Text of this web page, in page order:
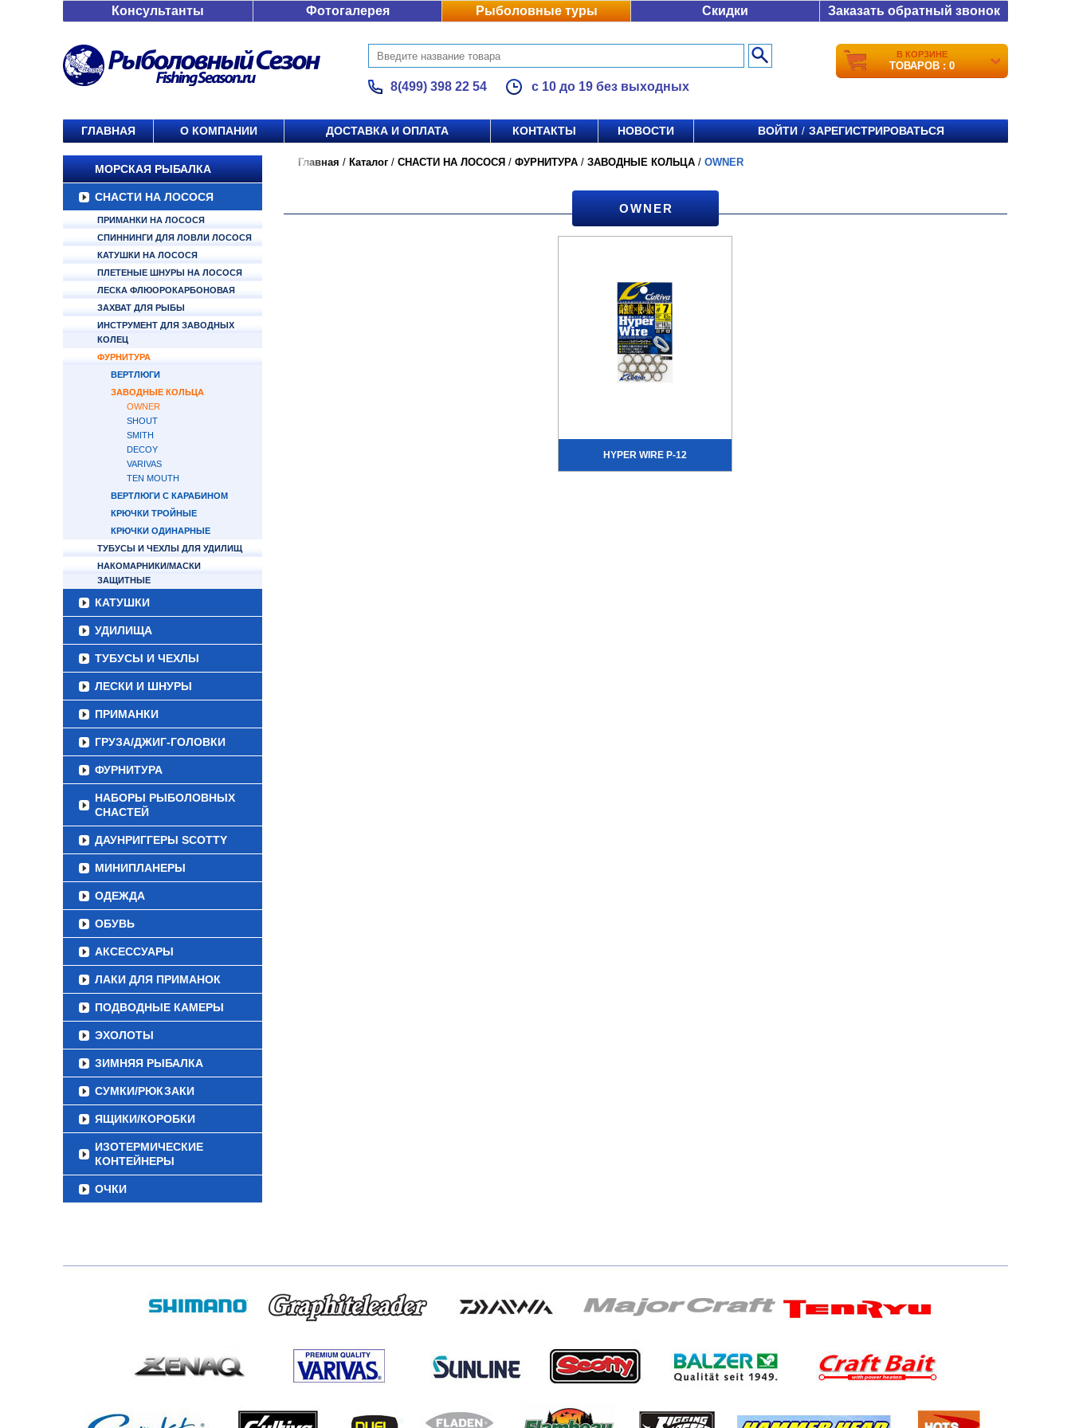
Консультанты Фотогалерея Рыболовные туры Скидки Заказать обратный звонок
8(499) 398 22 54 с 10 до 19 без выходных
В КОРЗИНЕ
ТОВАРОВ : 0
ГЛАВНАЯ О КОМПАНИИ ДОСТАВКА И ОПЛАТА КОНТАКТЫ НОВОСТИ ВОЙТИ / ЗАРЕГИСТРИРОВАТЬСЯ
МОРСКАЯ РЫБАЛКА
СНАСТИ НА ЛОСОСЯ
ПРИМАНКИ НА ЛОСОСЯ
СПИННИНГИ ДЛЯ ЛОВЛИ ЛОСОСЯ
КАТУШКИ НА ЛОСОСЯ
ПЛЕТЕНЫЕ ШНУРЫ НА ЛОСОСЯ
ЛЕСКА ФЛЮОРОКАРБОНОВАЯ
ЗАХВАТ ДЛЯ РЫБЫ
ИНСТРУМЕНТ ДЛЯ ЗАВОДНЫХ
КОЛЕЦ
ФУРНИТУРА
ВЕРТЛЮГИ
ЗАВОДНЫЕ КОЛЬЦА
OWNER
SHOUT
SMITH
DECOY
VARIVAS
TEN MOUTH
ВЕРТЛЮГИ С КАРАБИНОМ
КРЮЧКИ ТРОЙНЫЕ
КРЮЧКИ ОДИНАРНЫЕ
ТУБУСЫ И ЧЕХЛЫ ДЛЯ УДИЛИЩ
НАКОМАРНИКИ/МАСКИ
ЗАЩИТНЫЕ
КАТУШКИ
УДИЛИЩА
ТУБУСЫ И ЧЕХЛЫ
ЛЕСКИ И ШНУРЫ
ПРИМАНКИ
ГРУЗА/ДЖИГ-ГОЛОВКИ
ФУРНИТУРА
НАБОРЫ РЫБОЛОВНЫХ
СНАСТЕЙ
ДАУНРИГГЕРЫ SCOTTY
МИНИПЛАНЕРЫ
ОДЕЖДА
ОБУВЬ
АКСЕССУАРЫ
ЛАКИ ДЛЯ ПРИМАНОК
ПОДВОДНЫЕ КАМЕРЫ
ЭХОЛОТЫ
ЗИМНЯЯ РЫБАЛКА
СУМКИ/РЮКЗАКИ
ЯЩИКИ/КОРОБКИ
ИЗОТЕРМИЧЕСКИЕ
КОНТЕЙНЕРЫ
ОЧКИ
Главная / Каталог / СНАСТИ НА ЛОСОСЯ / ФУРНИТУРА / ЗАВОДНЫЕ КОЛЬЦА / OWNER
OWNER
HYPER WIRE P-12